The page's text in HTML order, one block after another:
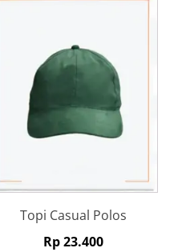
Topi Casual Polos
Rp23.400